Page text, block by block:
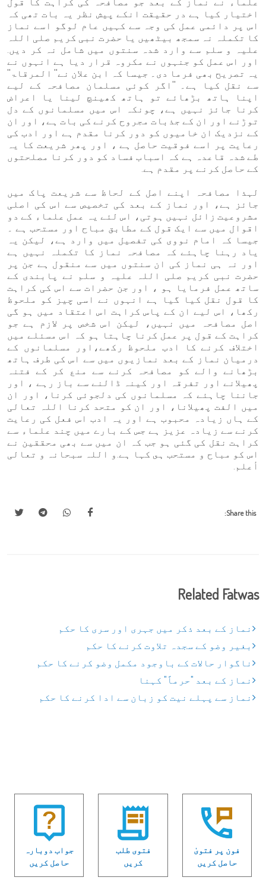
اختیار کیا ہے در حقیقت انکے پیش نظر یہ بات تھی کہ
اس پر دائمی عمل کی وجہ سے کہیں عام لوگو اسے نماز
کا تکملہ نہ سمجھ بیٹھیں یا حضرت نبی کریم صلی اللہ
علیہ و سلم سے وارد شدہ سنتوں میں شامل نہ کر دیں.
اور اس عمل کو جنہوں نے مکروہ قرار دیا ہے انہوں نے
یہ تصریح بھی فرما دی۔ جیسا کہ ابن علان نے'' المرقاۃ''
سے نقل کیا ہے۔ ''اگر کوئی مسلمان مصافحہ کے لیے
اپنا ہاتھ بڑھائے تو ہاتھ کھینچ لینا یا اعراض
کرنا جائز نہیں ہے، چونکہ اس میں مسلمانوں کے دل
توڑنے اور ان کے جذبات مجروح کرنے کی بات ہے، اور ان
کے نزدیک ان خامیوں کو دور کرنا مقدم ہے اور ادب کی
رعایت پر اسے فوقیت حاصل ہے ، اور پھر شریعت کا یہ
طے شدہ قاعدہ ہے کہ اسباب فساد کو دور کرنا مصلحتوں
کے حاصل کرنے پر مقدم ہے.
لہذا مصافحہ اپنے اصل کے لحاظ سے شریعت پاک میں
جائز ہے، اور نماز کے بعد کی تخصیص سے اس کی اصلی
مشروعیت زائل نہیں ہوتی، اس لئے یہ عمل علماء کے دو
اقوال میں سے ایک قول کے مطابق مباح اور مستحب ہے ۔
جیسا کہ امام نووی کی تفصیل میں وارد ہے، لیکن یہ
یاد رہنا چاہئے کہ مصافحہ نماز کا تکملہ نہیں ہے
اور نہ ہی نماز کی ان سنتوں میں سے منقول ہے جن پر
حضرت نبی کریم صلی اللہ علیہ و سلم نے پابندی کے
ساتھ عمل فرمایا ہو ، اور جن حضرات سے اس کی کراہت
کا قول نقل کیا گیا ہے انہوں نے اسی چیز کو ملحوظ
رکھا، اس لیے ان کے پاس کراہت اس اعتقاد میں ہو گی
اصل مصافحہ میں نہیں، لیکن اس شخص پر لازم ہے جو
کراہت کے قول پر عمل کرنا چاہتا ہو کہ اس مسئلے میں
اختلاف کرنے کا ادب ملحوظ رکھے،اور مسلمانوں کے
درمیان نماز کے بعد نمازیوں میں سے اس کی طرف ہاتھ
بڑھانے والے کو مصافحہ کرنے سے منع کر کے فتنہ
پھیلانے اور تفرقہ اور کینہ ڈالنے سے باز رہے ، اور
جاننا چاہئے کہ مسلمانوں کی دلجوئی کرنا، اور ان
میں الفت پھیلانا، اور ان کو متحد کرنا اللہ تعالی
کے ہاں زیادہ محبوب ہے اور یہ ادب اس فعل کی رعایت
کرنے سے زیادہ عزیز ہے جس کے بارے میں چند علماء سے
کراہت نقل کی گئی ہو جب کہ ان میں سے بھی محققین نے
اس کو مباح و مستحب ہى کہا ہے.و اللہ سبحانہ و تعالی
أعلم.
Share this:
Related Fatwas
نماز کے بعد ذکر میں جہری اور سری کا حکم
بغیر وضو کے سجدہ تلاوت کرنے کا حکم
ناگوار حالات کے باوجود مکمل وضو کرنے کا حکم
نماز کے بعد "حرماً" کہنا
نماز سے پہلے نیت کو زبان سے ادا کرنے کا حکم
فون پر فتویٰ
حاصل کریں
فتوی طلب
کریں
جواب دوبارہ
حاصل کریں